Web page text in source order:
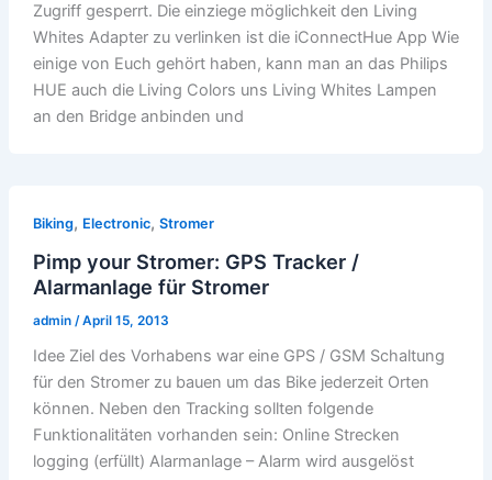
Zugriff gesperrt. Die einziege möglichkeit den Living
Whites Adapter zu verlinken ist die iConnectHue App Wie
einige von Euch gehört haben, kann man an das Philips
HUE auch die Living Colors uns Living Whites Lampen
an den Bridge anbinden und
Biking, Electronic, Stromer
Pimp your Stromer: GPS Tracker /
Alarmanlage für Stromer
admin /April 15, 2013
Idee Ziel des Vorhabens war eine GPS / GSM Schaltung
für den Stromer zu bauen um das Bike jederzeit Orten
können. Neben den Tracking sollten folgende
Funktionalitäten vorhanden sein: Online Strecken
logging (erfüllt) Alarmanlage – Alarm wird ausgelöst